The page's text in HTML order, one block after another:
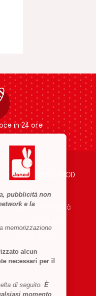
pubblicità non
e la
memorizzazione
alcun
necessari per il
di seguito.È
momento
in 24 ore
L'UNIVERSO JANOD
Storia
Le nostre attività